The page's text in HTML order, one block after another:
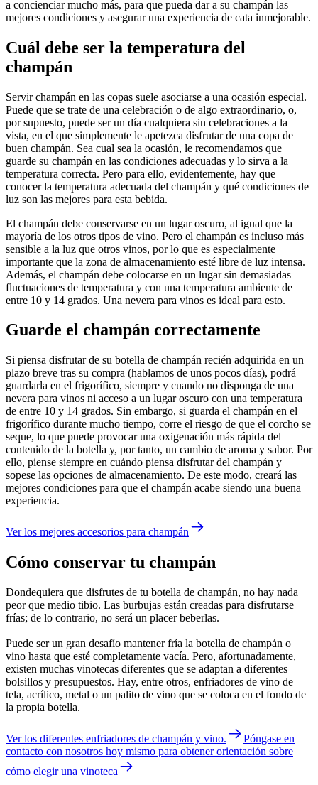
a concienciar mucho más, para que pueda dar a su champán las
mejores condiciones y asegurar una experiencia de cata inmejorable.
Cuál debe ser la temperatura del
champán
Servir champán en las copas suele asociarse a una ocasión especial.
Puede que se trate de una celebración o de algo extraordinario, o,
por supuesto, puede ser un día cualquiera sin celebraciones a la
vista, en el que simplemente le apetezca disfrutar de una copa de
buen champán. Sea cual sea la ocasión, le recomendamos que
guarde su champán en las condiciones adecuadas y lo sirva a la
temperatura correcta. Pero para ello, evidentemente, hay que
conocer la temperatura adecuada del champán y qué condiciones de
luz son las mejores para esta bebida.
El champán debe conservarse en un lugar oscuro, al igual que la
mayoría de los otros tipos de vino. Pero el champán es incluso más
sensible a la luz que otros vinos, por lo que es especialmente
importante que la zona de almacenamiento esté libre de luz intensa.
Además, el champán debe colocarse en un lugar sin demasiadas
fluctuaciones de temperatura y con una temperatura ambiente de
entre 10 y 14 grados. Una nevera para vinos es ideal para esto.
Guarde el champán correctamente
Si piensa disfrutar de su botella de champán recién adquirida en un
plazo breve tras su compra (hablamos de unos pocos días), podrá
guardarla en el frigorífico, siempre y cuando no disponga de una
nevera para vinos ni acceso a un lugar oscuro con una temperatura
de entre 10 y 14 grados. Sin embargo, si guarda el champán en el
frigorífico durante mucho tiempo, corre el riesgo de que el corcho se
seque, lo que puede provocar una oxigenación más rápida del
contenido de la botella y, por tanto, un cambio de aroma y sabor. Por
ello, piense siempre en cuándo piensa disfrutar del champán y
sopese las opciones de almacenamiento. De este modo, creará las
mejores condiciones para que el champán acabe siendo una buena
experiencia.
Ver los mejores accesorios para champán
Cómo conservar tu champán
Dondequiera que disfrutes de tu botella de champán, no hay nada
peor que medio tibio. Las burbujas están creadas para disfrutarse
frías; de lo contrario, no será un placer beberlas.
Puede ser un gran desafío mantener fría la botella de champán o
vino hasta que esté completamente vacía. Pero, afortunadamente,
existen muchas vinotecas diferentes que se adaptan a diferentes
bolsillos y presupuestos. Hay, entre otros, enfriadores de vino de
tela, acrílico, metal o un palito de vino que se coloca en el fondo de
la propia botella.
Ver los diferentes enfriadores de champán y vino.
Póngase en
contacto con nosotros hoy mismo para obtener orientación sobre
cómo elegir una vinoteca